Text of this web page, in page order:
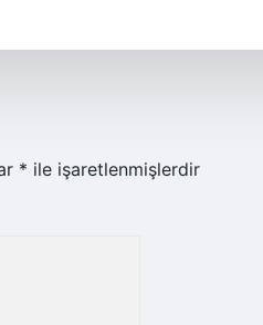
* ile işaretlenmişlerdir